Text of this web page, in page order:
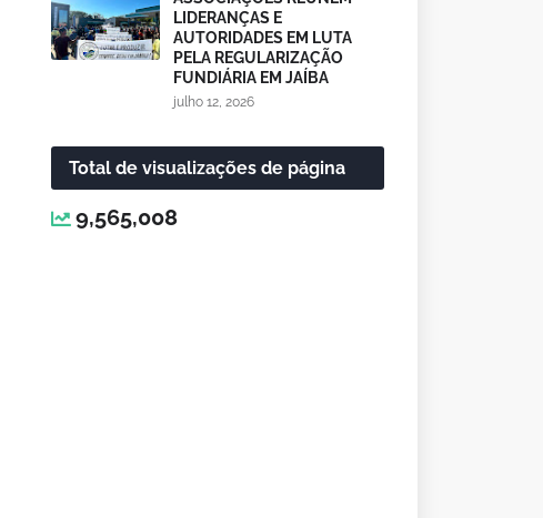
LIDERANÇAS E
AUTORIDADES EM LUTA
PELA REGULARIZAÇÃO
FUNDIÁRIA EM JAÍBA
julho 12, 2026
Total de visualizações de página
9,565,008